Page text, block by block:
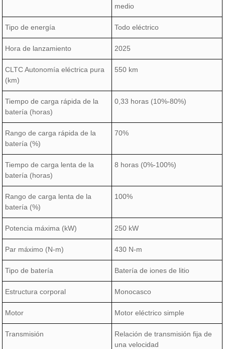
medio
Tipo de energía Todo eléctrico
Hora de lanzamiento 2025
CLTC Autonomía eléctrica pura
(km)
550 km
Tiempo de carga rápida de la
batería (horas)
0,33 horas (10%-80%)
Rango de carga rápida de la
batería (%)
70%
Tiempo de carga lenta de la
batería (horas)
8 horas (0%-100%)
Rango de carga lenta de la
batería (%)
100%
Potencia máxima (kW) 250 kW
Par máximo (N-m) 430 N-m
Tipo de batería Batería de iones de litio
Estructura corporal Monocasco
Motor Motor eléctrico simple
Transmisión
Relación de transmisión fija de
una velocidad